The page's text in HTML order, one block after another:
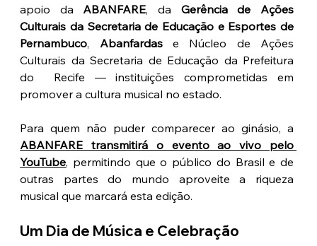
apoio da ABANFARE, da Gerência de Ações
Culturais da Secretaria de Educação e Esportes de
Pernambuco, Abanfardas e Núcleo de Ações
Culturais da Secretaria de Educação da Prefeitura
do  Recife — instituições comprometidas em
promover a cultura musical no estado.
ABANFARE transmitirá o evento ao vivo pelo
YouTube, permitindo que o público do Brasil e de
outras partes do mundo aproveite a riqueza
musical que marcará esta edição.
Um Dia de Música e Celebração